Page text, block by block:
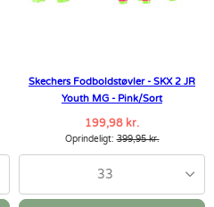
Skechers Fodboldstøvler - SKX 2 JR
Youth MG - Pink/Sort
199,98 kr.
Oprindeligt:399,95 kr.
33